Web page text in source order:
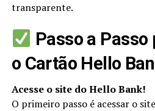
transparente.
Passo a
o Cartão Hello
Acesse o site do Hello Bank!
O primeiro passo é acessar o